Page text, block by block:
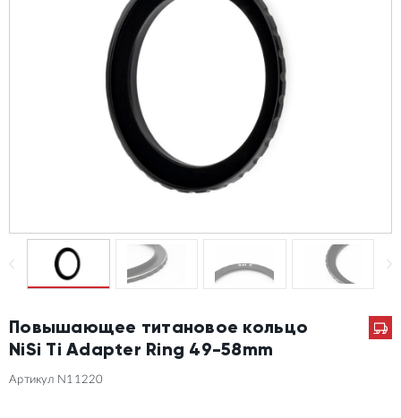
Повышающее титановое кольцо
NiSi Ti Adapter Ring 49-58mm
Артикул N11220